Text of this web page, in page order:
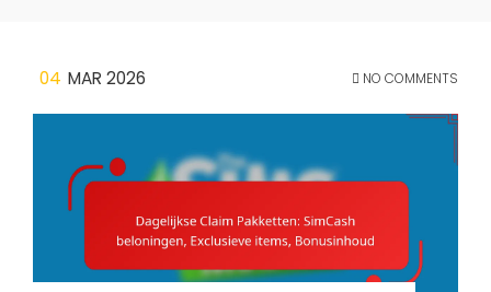
04 MAR 2026 NO COMMENTS